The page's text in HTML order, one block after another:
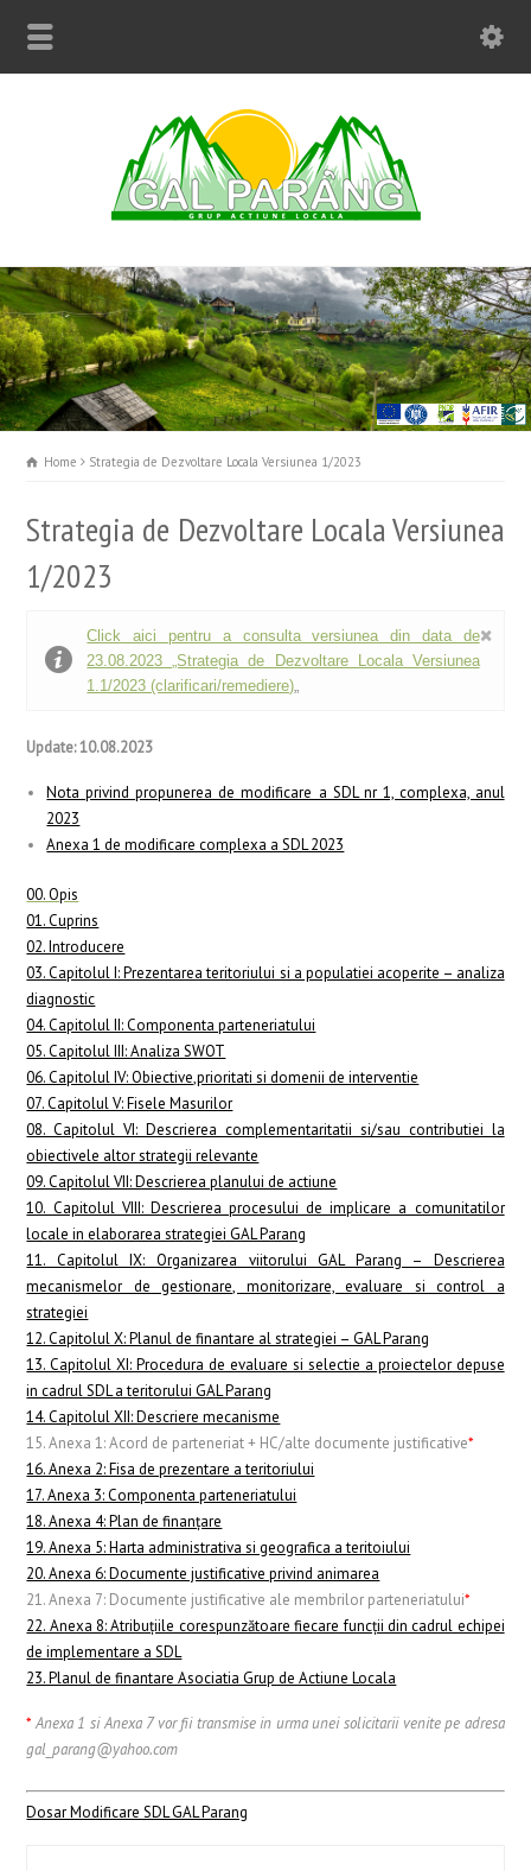
Home Strategia de Dezvoltare Locala Versiunea 1/2023
Strategia de Dezvoltare Locala Versiunea
1/2023
Click aici pentru a consulta versiunea din data de
23.08.2023 „Strategia de Dezvoltare Locala Versiunea
1.1/2023 (clarificari/remediere)„
Update: 10.08.2023
Nota privind propunerea de modificare a SDL nr 1, complexa, anul
2023
Anexa 1 de modificare complexa a SDL 2023
00. Opis
01. Cuprins
02. Introducere
03. Capitolul I: Prezentarea teritoriului si a populatiei acoperite – analiza
diagnostic
04. Capitolul II: Componenta parteneriatului
05. Capitolul III: Analiza SWOT
06. Capitolul IV: Obiective,prioritati si domenii de interventie
07. Capitolul V: Fisele Masurilor
08. Capitolul VI: Descrierea complementaritatii si/sau contributiei la
obiectivele altor strategii relevante
09. Capitolul VII: Descrierea planului de actiune
10. Capitolul VIII: Descrierea procesului de implicare a comunitatilor
locale in elaborarea strategiei GAL Parang
11. Capitolul IX: Organizarea viitorului GAL Parang – Descrierea
mecanismelor de gestionare, monitorizare, evaluare si control a
strategiei
12. Capitolul X: Planul de finantare al strategiei – GAL Parang
13. Capitolul XI: Procedura de evaluare si selectie a proiectelor depuse
in cadrul SDL a teritorului GAL Parang
14. Capitolul XII: Descriere mecanisme
15. Anexa 1: Acord de parteneriat + HC/alte documente justificative*
16. Anexa 2: Fisa de prezentare a teritoriului
17. Anexa 3: Componenta parteneriatului
18. Anexa 4: Plan de finanţare
19. Anexa 5: Harta administrativa si geografica a teritoiului
20. Anexa 6: Documente justificative privind animarea
21. Anexa 7: Documente justificative ale membrilor parteneriatului*
22. Anexa 8: Atribuţiile corespunzătoare fiecare funcţii din cadrul echipei
de implementare a SDL
23. Planul de finantare Asociatia Grup de Actiune Locala
* Anexa 1 si Anexa 7 vor fii transmise in urma unei solicitarii venite pe adresa
gal_parang@yahoo.com
Dosar Modificare SDL GAL Parang